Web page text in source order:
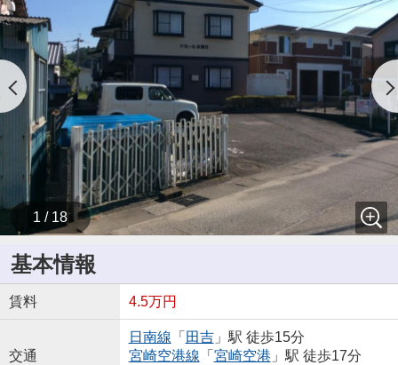
1 / 18
基本情報
賃料 4.5万円
交通
日南線 「 田吉」駅 徒歩15分
宮崎空港線 「 宮崎空港 」駅 徒歩17分